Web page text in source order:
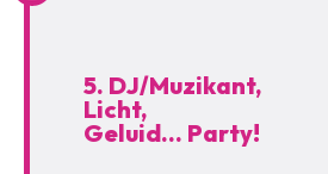
5. DJ/Muzikant,
Licht,
Geluid… Party!